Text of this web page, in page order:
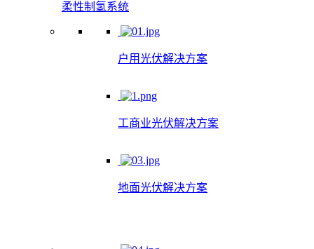
柔性制氢系统
户用光伏解决方案
工商业光伏解决方案
地面光伏解决方案